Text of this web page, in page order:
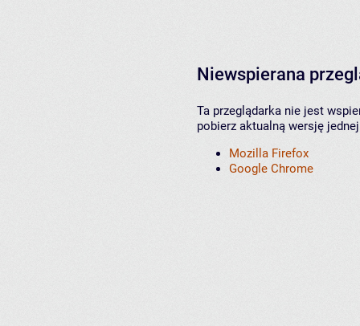
Niewspierana
Ta przeglądarka nie jest
pobierz aktualną wersję
Mozilla Firefox
Google Chrome